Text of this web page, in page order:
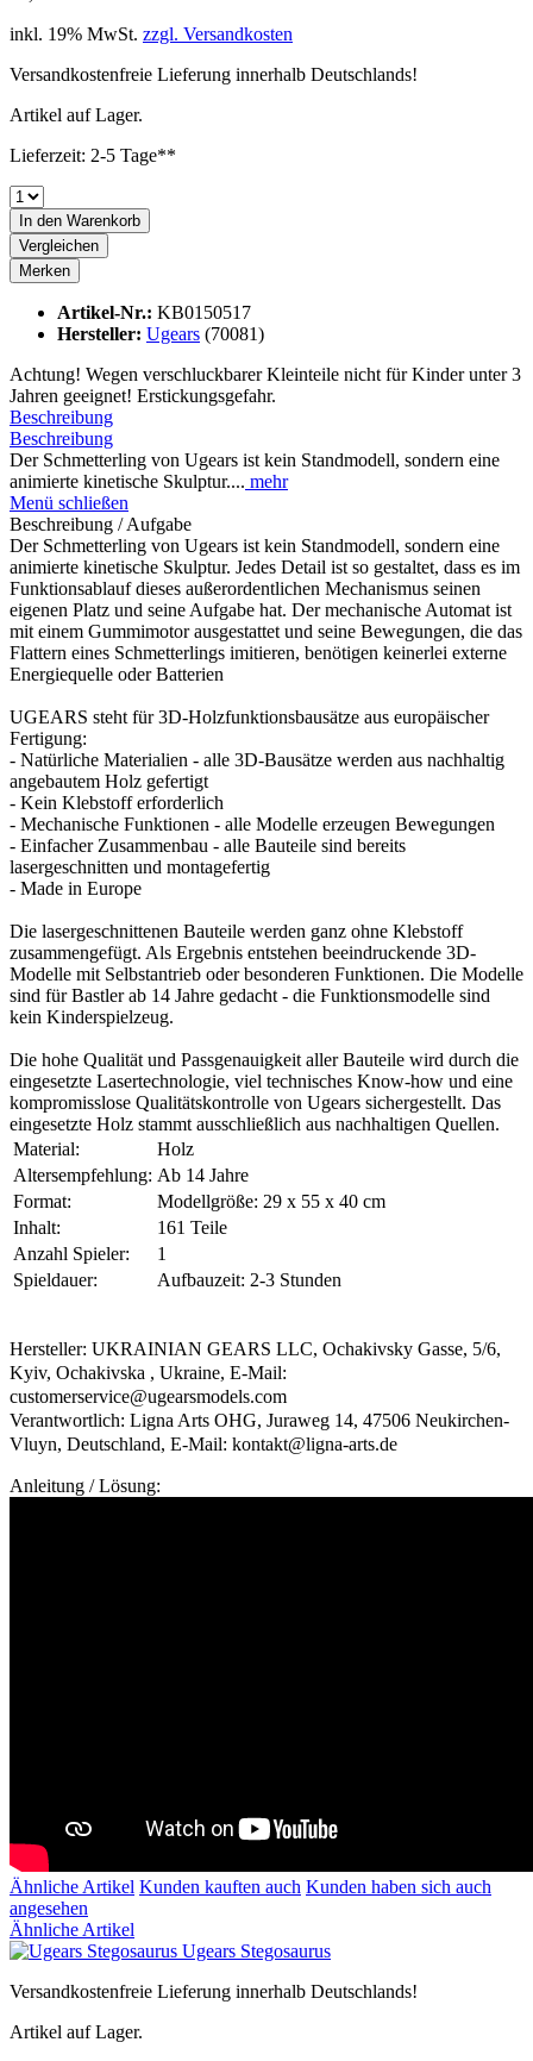
inkl. 19% MwSt. zzgl. Versandkosten
Versandkostenfreie Lieferung innerhalb Deutschlands!
Artikel auf Lager.
Lieferzeit: 2-5 Tage**
In den Warenkorb
Vergleichen
Merken
Artikel-Nr.: KB0150517
Hersteller: Ugears (70081)
Achtung! Wegen verschluckbarer Kleinteile nicht für Kinder unter 3
Jahren geeignet! Erstickungsgefahr.
Beschreibung
Beschreibung
Der Schmetterling von Ugears ist kein Standmodell, sondern eine
animierte kinetische Skulptur.... mehr
Menü schließen
Beschreibung / Aufgabe
Der Schmetterling von Ugears ist kein Standmodell, sondern eine
animierte kinetische Skulptur. Jedes Detail ist so gestaltet, dass es im
Funktionsablauf dieses außerordentlichen Mechanismus seinen
eigenen Platz und seine Aufgabe hat. Der mechanische Automat ist
mit einem Gummimotor ausgestattet und seine Bewegungen, die das
Flattern eines Schmetterlings imitieren, benötigen keinerlei externe
Energiequelle oder Batterien
UGEARS steht für 3D-Holzfunktionsbausätze aus europäischer
Fertigung:
- Natürliche Materialien - alle 3D-Bausätze werden aus nachhaltig
angebautem Holz gefertigt
- Kein Klebstoff erforderlich
- Mechanische Funktionen - alle Modelle erzeugen Bewegungen
- Einfacher Zusammenbau - alle Bauteile sind bereits
lasergeschnitten und montagefertig
- Made in Europe
Die lasergeschnittenen Bauteile werden ganz ohne Klebstoff
zusammengefügt. Als Ergebnis entstehen beeindruckende 3D-
Modelle mit Selbstantrieb oder besonderen Funktionen. Die Modelle
sind für Bastler ab 14 Jahre gedacht - die Funktionsmodelle sind
kein Kinderspielzeug.
Die hohe Qualität und Passgenauigkeit aller Bauteile wird durch die
eingesetzte Lasertechnologie, viel technisches Know-how und eine
kompromisslose Qualitätskontrolle von Ugears sichergestellt. Das
eingesetzte Holz stammt ausschließlich aus nachhaltigen Quellen.
Material:
Holz
Altersempfehlung: Ab 14 Jahre
Format:
Modellgröße: 29 x 55 x 40 cm
Inhalt:
161 Teile
Anzahl Spieler:
1
Spieldauer:
Aufbauzeit: 2-3 Stunden
Hersteller: UKRAINIAN GEARS LLC, Ochakivsky Gasse, 5/6,
Kyiv, Ochakivska , Ukraine, E-Mail:
customerservice@ugearsmodels.com
Verantwortlich: Ligna Arts OHG, Juraweg 14, 47506 Neukirchen-
Vluyn, Deutschland, E-Mail: kontakt@ligna-arts.de
Anleitung / Lösung:
Ähnliche Artikel Kunden kauften auch Kunden haben sich auch
angesehen
Ähnliche Artikel
Ugears Stegosaurus
Versandkostenfreie Lieferung innerhalb Deutschlands!
Artikel auf Lager.